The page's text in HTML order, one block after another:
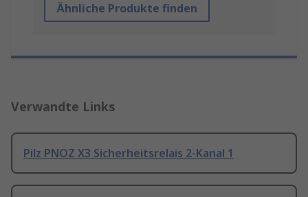
Ähnliche Produkte finden
Verwandte Links
Pilz PNOZ X3 Sicherheitsrelais 2-Kanal 1